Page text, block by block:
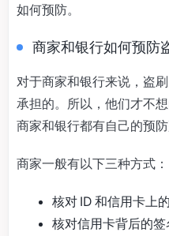
如何预防。
商家和银行如何预防
对于商家和银行来说，盗
承担的。所以，他们才不
商家和银行都有自己的预防
商家一般有以下三种方式：
核对 ID 和信用卡上
核对信用卡背后的